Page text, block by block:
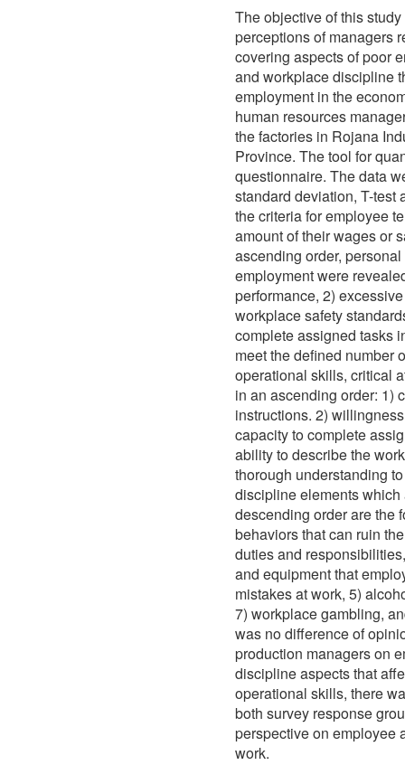
The objective of this
perceptions of managers
covering aspects of poor
and workplace discipline
employment in the
human resources
the factories in Rojana
Province. The tool for
questionnaire. The data
standard deviation, T-test
the criteria for employee
amount of their wages or
ascending order,
employment were
performance, 2)
workplace safety
complete assigned tasks
meet the defined number
operational skills, critical
in an ascending order: 1)
instructions. 2)
capacity to complete
ability to describe the
thorough understanding
discipline elements
descending order are the
behaviors that can ruin
duties and
and equipment that
mistakes at work, 5)
7) workplace gambling,
was no difference of
production managers on
discipline aspects that
operational skills, there
both survey response
perspective on employee
work.